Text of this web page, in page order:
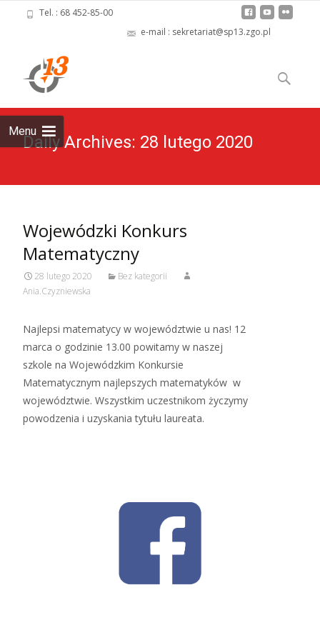
Tel. : 68 452-85-00
e-mail : sekretariat@sp13.zgo.pl
Menu
to
content
Szukaj:
Daily Archives: 28 lutego 2020
Wojewódzki Konkurs
Matematyczny
28 lutego 2020
Bez kategorii
Ania.Czyzniewska
Najlepsi matematycy w województwie u nas! 12
marca o godzinie 13.00 powitamy w naszej
szkole na Wojewódzkim Konkursie
Matematycznym najlepszych matematyków w
województwie. Wszystkim uczestnikom życzymy
powodzenia i uzyskania tytułu laureata.